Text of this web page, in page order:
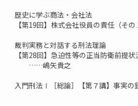
歴史に学ぶ商法・会社法
【第19回】株式会社役員の責任（
裁判実務と対話する刑法理論
【第28回】急迫性等の正当防衛前提
……嶋矢貴之
入門刑法Ⅰ［総論］【第７講】事実